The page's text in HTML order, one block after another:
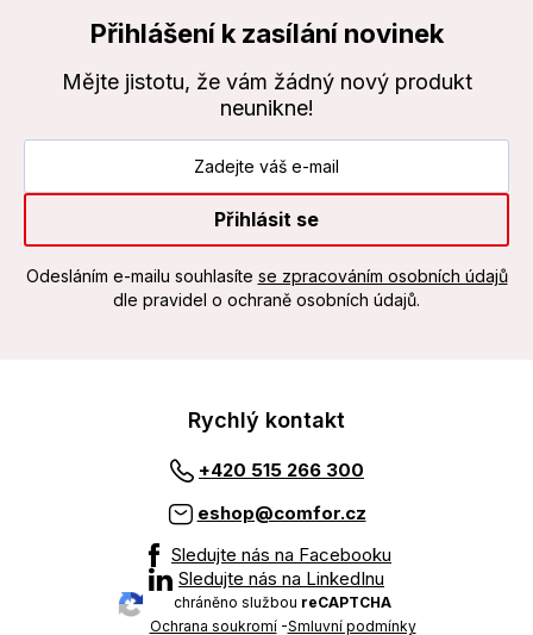
Přihlášení k zasílání novinek
Mějte jistotu, že vám žádný nový produkt
neunikne!
Přihlásit se
Odesláním e-mailu souhlasíte se zpracováním osobních údajů
dle pravidel o ochraně osobních údajů.
Rychlý kontakt
+420 515 266 300
eshop@comfor.cz
Sledujte nás na Facebooku
Sledujte nás na LinkedInu
chráněno službou reCAPTCHA
Ochrana soukromí-Smluvní podmínky